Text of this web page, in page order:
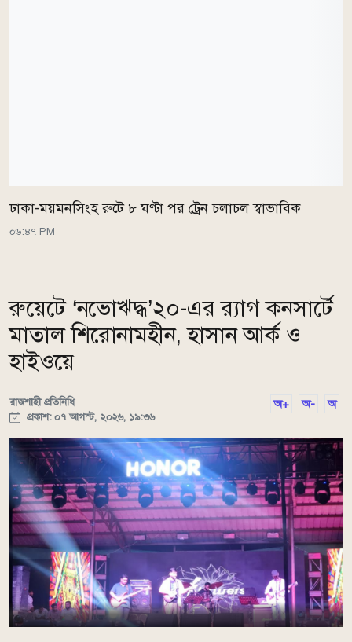
ঢাকা-ময়মনসিংহ রুটে ৮ ঘণ্টা পর ট্রেন চলাচল স্বাভাবিক
০৬:৪৭ PM
রুয়েটে ‘নভোঋদ্ধ’২০-এর র‍্যাগ কনসার্টে
মাতাল শিরোনামহীন, হাসান আর্ক ও
হাইওয়ে
রাজশাহী প্রতিনিধি
প্রকাশ: ০৭ আগস্ট, ২০২৬, ১৯:৩৬
অ+ অ- অ